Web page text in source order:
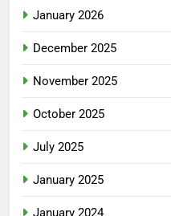
January 2026
December 2025
November 2025
October 2025
July 2025
January 2025
January 2024